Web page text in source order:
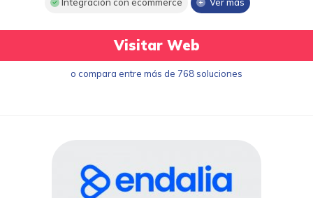
Integración con ecommerce Ver más
Visitar Web
o compara entre más de 768 soluciones